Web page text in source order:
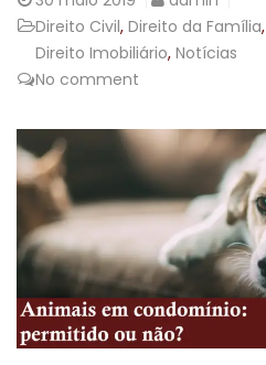
Direito Civil, Direito da Família,
Direito Imobiliário, Notícias
No comment